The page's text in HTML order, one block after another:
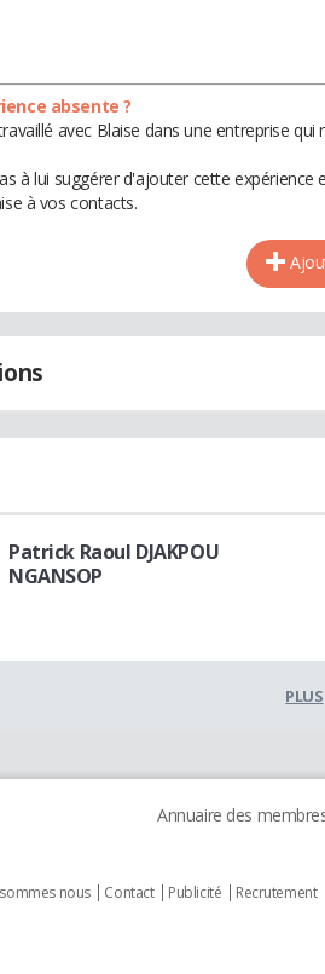
absente ?
avec Blaise dans une entreprise
à lui suggérer d'ajouter cette
à vos contacts.
Patrick Raoul DJAKPOU
NGANSOP
PLUS
Annuaire des
nous Contact Publicité Recrutement